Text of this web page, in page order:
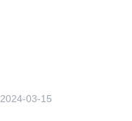
2024-03-15